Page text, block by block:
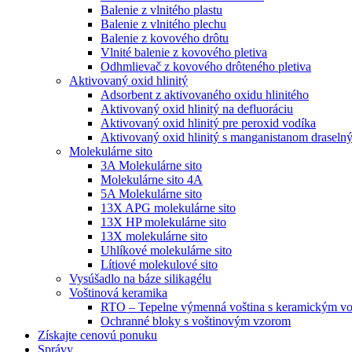
Balenie z vlnitého plastu
Balenie z vlnitého plechu
Balenie z kovového drôtu
Vlnité balenie z kovového pletiva
Odhmlievač z kovového drôteného pletiva
Aktivovaný oxid hlinitý
Adsorbent z aktivovaného oxidu hlinitého
Aktivovaný oxid hlinitý na defluoráciu
Aktivovaný oxid hlinitý pre peroxid vodíka
Aktivovaný oxid hlinitý s manganistanom
Molekulárne sito
3A Molekulárne sito
Molekulárne sito 4A
5A Molekulárne sito
13X APG molekulárne sito
13X HP molekulárne sito
13X molekulárne sito
Uhlíkové molekulárne sito
Lítiové molekulové sito
Vysúšadlo na báze silikagélu
Voštinová keramika
RTO – Tepelne výmenná voština s keramickým
Ochranné bloky s voštinovým vzorom
Získajte cenovú ponuku
Správy